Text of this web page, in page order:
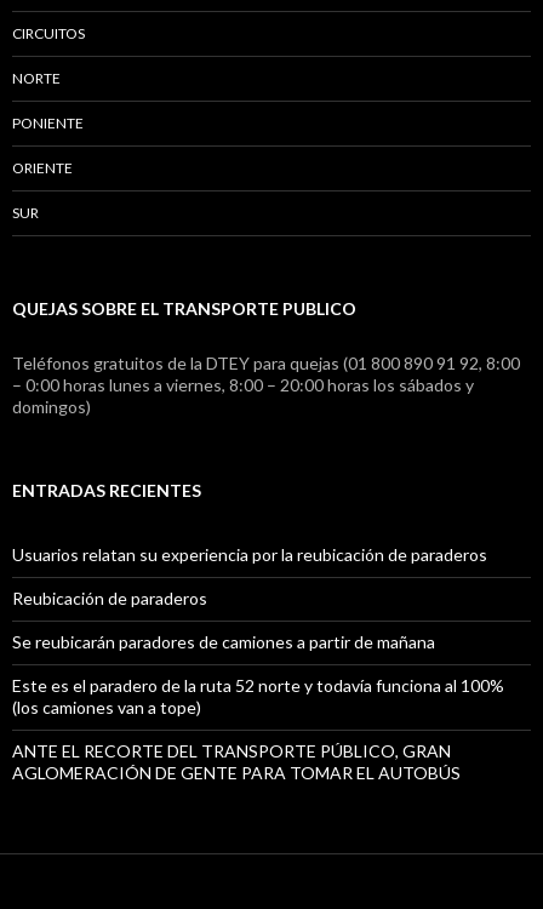
CIRCUITOS
NORTE
PONIENTE
ORIENTE
SUR
QUEJAS SOBRE EL TRANSPORTE PUBLICO
Teléfonos gratuitos de la DTEY para quejas (01 800 890 91 92, 8:00
– 0:00 horas lunes a viernes, 8:00 – 20:00 horas los sábados y
domingos)
ENTRADAS RECIENTES
Usuarios relatan su experiencia por la reubicación de paraderos
Reubicación de paraderos
Se reubicarán paradores de camiones a partir de mañana
Este es el paradero de la ruta 52 norte y todavía funciona al 100%
(los camiones van a tope)
ANTE EL RECORTE DEL TRANSPORTE PÚBLICO, GRAN
AGLOMERACIÓN DE GENTE PARA TOMAR EL AUTOBÚS